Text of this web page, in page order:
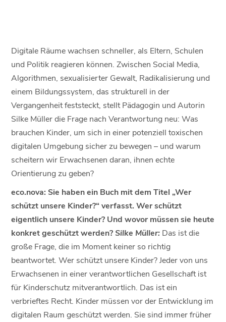
Digitale Räume wachsen schneller, als Eltern, Schulen
und Politik reagieren können. Zwischen Social Media,
Algorithmen, sexualisierter Gewalt, Radikalisierung und
einem Bildungssystem, das strukturell in der
Vergangenheit feststeckt, stellt Pädagogin und Autorin
Silke Müller die Frage nach Verantwortung neu: Was
brauchen Kinder, um sich in einer potenziell toxischen
digitalen Umgebung sicher zu bewegen – und warum
scheitern wir Erwachsenen daran, ihnen echte
Orientierung zu geben?
eco.nova: Sie haben ein Buch mit dem Titel „Wer
schützt unsere Kinder?“ verfasst. Wer schützt
eigentlich unsere Kinder? Und wovor müssen sie heute
konkret geschützt werden?Silke Müller: Das ist die
große Frage, die im Moment keiner so richtig
beantwortet. Wer schützt unsere Kinder? Jeder von uns
Erwachsenen in einer verantwortlichen Gesellschaft ist
für Kinderschutz mitverantwortlich. Das ist ein
verbrieftes Recht. Kinder müssen vor der Entwicklung im
digitalen Raum geschützt werden. Sie sind immer früher